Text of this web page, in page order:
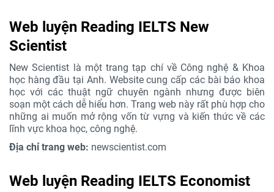
Web luyện Reading IELTS New
Scientist
New Scientist là một trang tạp chí về Công nghệ & Khoa
học hàng đầu tại Anh. Website cung cấp các bài báo khoa
học với các thuật ngữ chuyên ngành nhưng được biên
soạn một cách dễ hiểu hơn. Trang web này rất phù hợp cho
những ai muốn mở rộng vốn từ vựng và kiến thức về các
lĩnh vực khoa học, công nghệ.
Địa chỉ trang web: newscientist.com
Web luyện Reading IELTS Economist